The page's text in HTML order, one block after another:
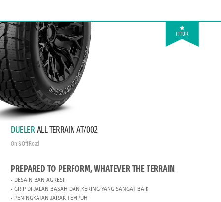
FITUR
DUELER ALL TERRAIN AT/002
On & Off Road
PREPARED TO PERFORM, WHATEVER THE TERRAIN
DESAIN BAN AGRESIF
GRIP DI JALAN BASAH DAN KERING YANG SANGAT BAIK
PENINGKATAN JARAK TEMPUH